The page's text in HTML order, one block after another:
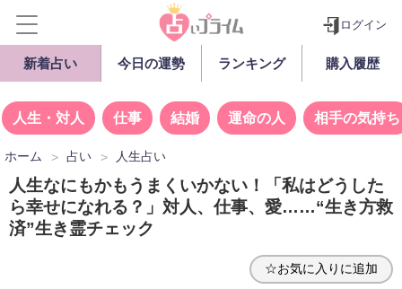
ログイン
新着占い 今日の運勢 ランキング 購入履歴
人生・対人 仕事 結婚 運命の人 相手の気持ち
ホーム 占い 人生占い
人生なにもかもうまくいかない！「私はどうした
ら幸せになれる？」対人、仕事、愛……“生き方救
済”生き霊チェック
☆お気に入りに追加